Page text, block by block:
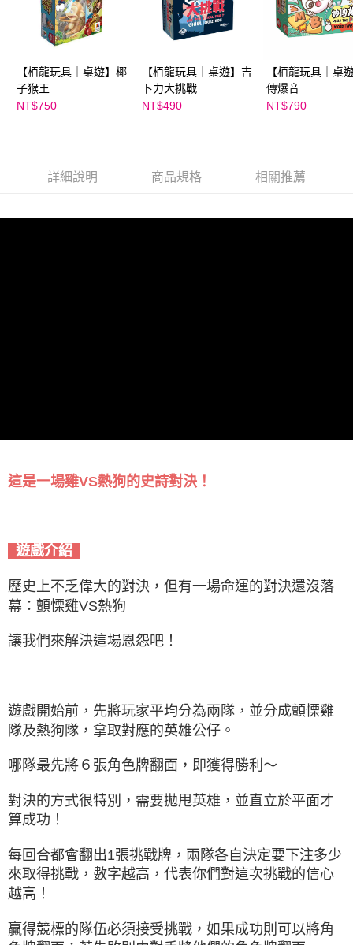
https://aftee.tw/terms/#terms3
３．未成年的使用者請事先徵得法定代理人或監護人之同意方可使用
「AFTEE先享後付」，若未經同意申辦者引起之損失，本公司不負相關責
４．使用「AFTEE先享後付」時，將依據個別帳號之用戶狀況，依本公司即
時審查核予不同之上限額度；若仍有額度不足之情形，本公司將視審查結果
請求用戶進行身份認證。
５．嚴禁一人註冊多個帳號或使用他人資訊註冊。若發現惡意使用之情形，
【栢龍玩具｜桌遊】椰
子猴王
NT$750
【栢龍玩具｜桌遊】吉
卜力大挑戰
NT$490
【栢龍玩具｜桌
傳爆音
NT$790
詳細說明 商品規格 相關推薦
這是一場雞VS熱狗的史詩對決！
遊戲介紹
歷史上不乏偉大的對決，但有一場命運的對決還沒落
幕：顫慄雞VS熱狗
讓我們來解決這場恩怨吧！
遊戲開始前，先將玩家平均分為兩隊，並分成顫慄雞
隊及熱狗隊，拿取對應的英雄公仔。
哪隊最先將６張角色牌翻面，即獲得勝利～
對決的方式很特別，需要拋甩英雄，並直立於平面才
算成功！
每回合都會翻出1張挑戰牌，兩隊各自決定要下注多少
來取得挑戰，數字越高，代表你們對這次挑戰的信心
越高！
贏得競標的隊伍必須接受挑戰，如果成功則可以將角